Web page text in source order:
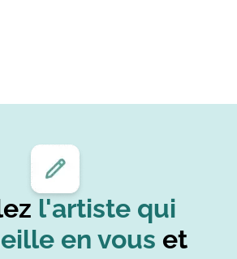
l'artiste qui
en vous et